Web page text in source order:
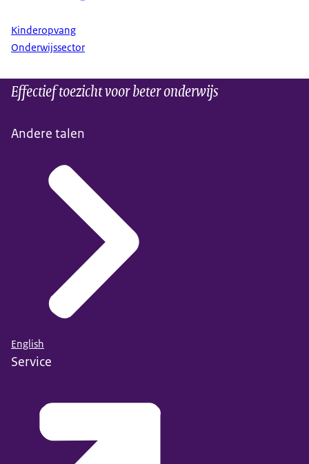
Kinderopvang
Onderwijssector
Effectief toezicht voor beter onderwijs
Andere talen
English
Service